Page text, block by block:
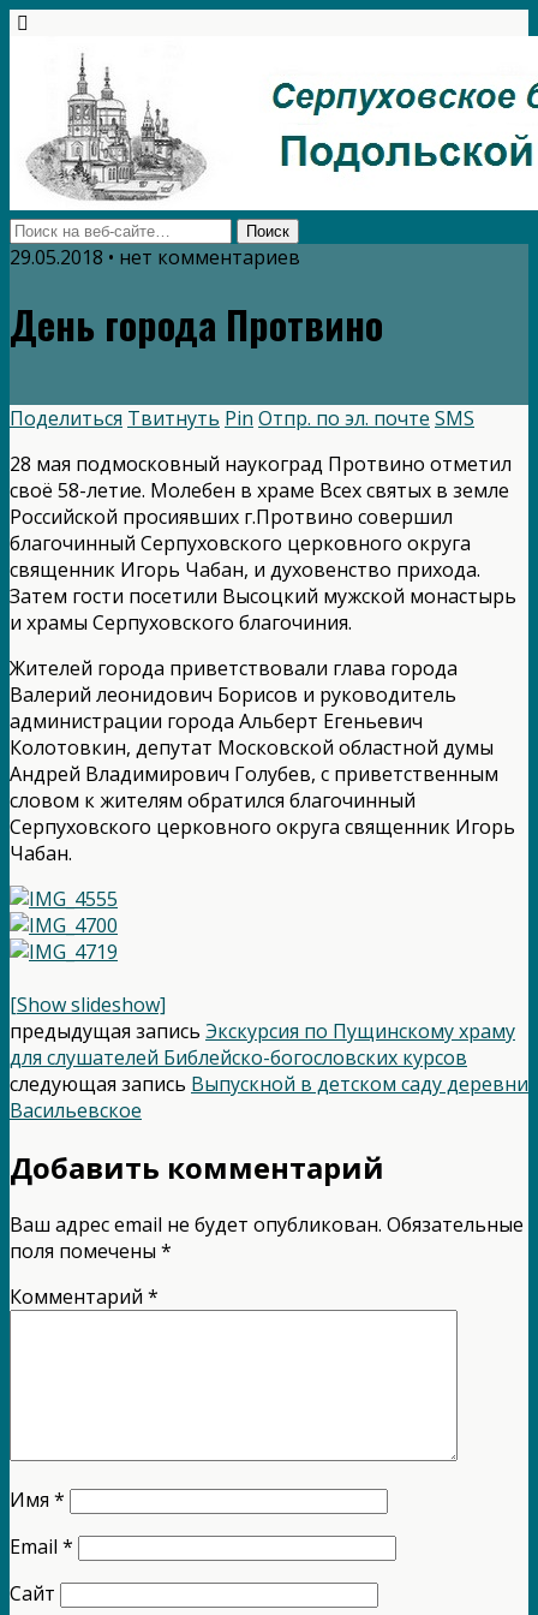
29.05.2018 • нет комментариев
День города Протвино
Поделиться Твитнуть Pin Отпр. по эл. почте SMS
28 мая подмосковный наукоград Протвино отметил
своё 58-летие. Молебен в храме Всех святых в земле
Российской просиявших г.Протвино совершил
благочинный Серпуховского церковного округа
священник Игорь Чабан, и духовенство прихода.
Затем гости посетили Высоцкий мужской монастырь
и храмы Серпуховского благочиния.
Жителей города приветствовали глава города
Валерий леонидович Борисов и руководитель
администрации города Альберт Егеньевич
Колотовкин, депутат Московской областной думы
Андрей Владимирович Голубев, с приветственным
словом к жителям обратился благочинный
Серпуховского церковного округа священник Игорь
Чабан.
[Show slideshow]
предыдущая запись Экскурсия по Пущинскому храму
для слушателей Библейско-богословских курсов
следующая запись Выпускной в детском саду деревни
Васильевское
Добавить комментарий
Ваш адрес email не будет опубликован. Обязательные
поля помечены *
Комментарий *
Имя *
Email *
Сайт